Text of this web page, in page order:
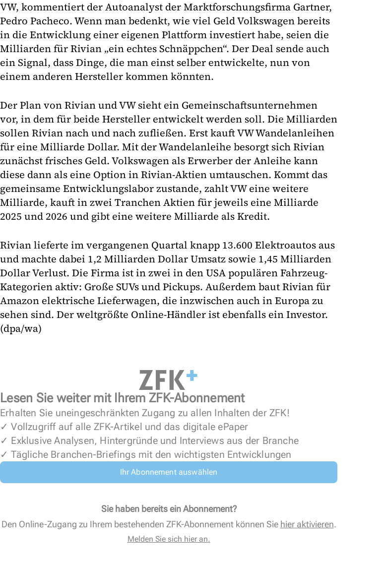
VW, kommentiert der Autoanalyst der Marktforschungsfirma Gartner,
Pedro Pacheco. Wenn man bedenkt, wie viel Geld Volkswagen bereits
in die Entwicklung einer eigenen Plattform investiert habe, seien die
Milliarden für Rivian „ein echtes Schnäppchen“. Der Deal sende auch
ein Signal, dass Dinge, die man einst selber entwickelte, nun von
einem anderen Hersteller kommen könnten.
Der Plan von Rivian und VW sieht ein Gemeinschaftsunternehmen
vor, in dem für beide Hersteller entwickelt werden soll. Die Milliarden
sollen Rivian nach und nach zufließen. Erst kauft VW Wandelanleihen
für eine Milliarde Dollar. Mit der Wandelanleihe besorgt sich Rivian
zunächst frisches Geld. Volkswagen als Erwerber der Anleihe kann
diese dann als eine Option in Rivian-Aktien umtauschen. Kommt das
gemeinsame Entwicklungslabor zustande, zahlt VW eine weitere
Milliarde, kauft in zwei Tranchen Aktien für jeweils eine Milliarde
2025 und 2026 und gibt eine weitere Milliarde als Kredit.
Rivian lieferte im vergangenen Quartal knapp 13.600 Elektroautos aus
und machte dabei 1,2 Milliarden Dollar Umsatz sowie 1,45 Milliarden
Dollar Verlust. Die Firma ist in zwei in den USA populären Fahrzeug-
Kategorien aktiv: Große SUVs und Pickups. Außerdem baut Rivian für
Amazon elektrische Lieferwagen, die inzwischen auch in Europa zu
sehen sind. Der weltgrößte Online-Händler ist ebenfalls ein Investor.
(dpa/wa)
Lesen Sie weiter mit Ihrem ZFK-Abonnement
Erhalten Sie uneingeschränkten Zugang zu allen Inhalten der ZFK!
✓ Vollzugriff auf alle ZFK-Artikel und das digitale ePaper
✓ Exklusive Analysen, Hintergründe und Interviews aus der Branche
✓ Tägliche Branchen-Briefings mit den wichtigsten Entwicklungen
Ihr Abonnement auswählen
Sie haben bereits ein Abonnement?
Den Online-Zugang zu Ihrem bestehenden ZFK-Abonnement können Sie hier aktivieren.
Melden Sie sich hier an.